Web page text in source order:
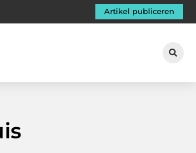
Artikel publiceren